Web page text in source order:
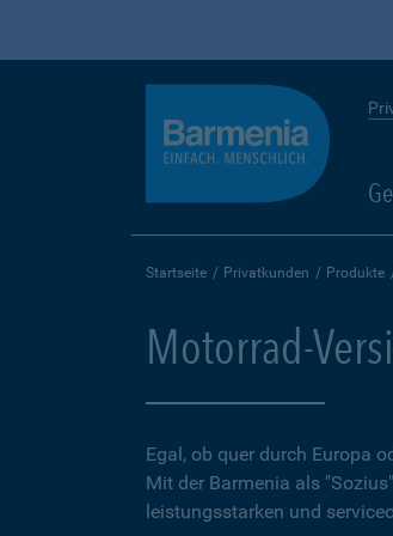
Startseite Privatkunden Produkte
Motorrad-
Egal, ob quer durch Europa
Mit der Barmenia als
leistungsstarken und